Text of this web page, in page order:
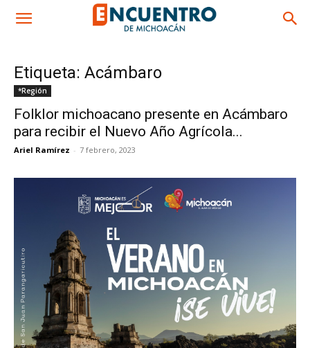
Etiqueta: Acámbaro
*Región
Folklor michoacano presente en Acámbaro
para recibir el Nuevo Año Agrícola...
Ariel Ramírez - 7 febrero, 2023